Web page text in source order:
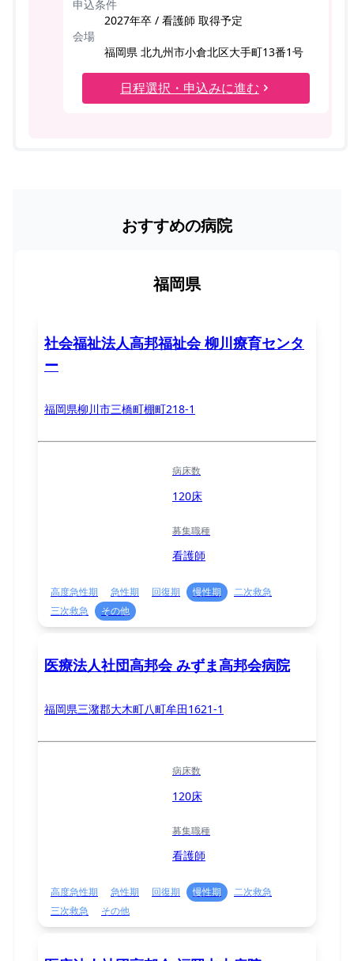
申込条件
2027年卒 / 看護師 取得予定
会場
福岡県 北九州市小倉北区大手町13番1号
日程選択・申込みに進む
おすすめの病院
福岡県
社会福祉法人高邦福祉会 柳川療育センタ
ー
福岡県柳川市三橋町棚町218-1
病床数
120床
募集職種
看護師
高度急性期 急性期 回復期 慢性期
二次救急
三次救急
その他
医療法人社団高邦会 みずま高邦会病院
福岡県三潴郡大木町八町牟田1621-1
病床数
120床
募集職種
看護師
高度急性期 急性期 回復期 慢性期
二次救急
三次救急
その他